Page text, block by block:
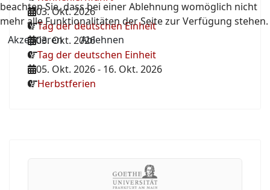
03. Okt. 2026
Tag der deutschen Einheit
03. Okt. 2026
Tag der deutschen Einheit
05. Okt. 2026- 16. Okt. 2026
Herbstferien
beachten Sie, dass bei einer Ablehnung womöglich nicht
mehr alle Funktionalitäten der Seite zur Verfügung stehen.
Akzeptieren
Ablehnen